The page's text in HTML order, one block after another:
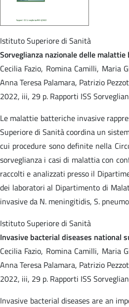
Istituto Superiore di Sanità
Sorveglianza nazionale delle
Cecilia Fazio, Romina Camilli, Maria
Anna Teresa Palamara, Patrizio
2022, iii, 29 p. Rapporti ISS
Le malattie batteriche invasive
Superiore di Sanità coordina un
cui procedure sono definite nella
sorveglianza i casi di malattia con
raccolti e analizzati presso il
dei laboratori al Dipartimento di
invasive da N. meningitidis, S.
Istituto Superiore di Sanità
Invasive bacterial diseases national
Cecilia Fazio, Romina Camilli, Maria
Anna Teresa Palamara, Patrizio
2022, iii, 29 p. Rapporti ISS
Invasive bacterial diseases are an